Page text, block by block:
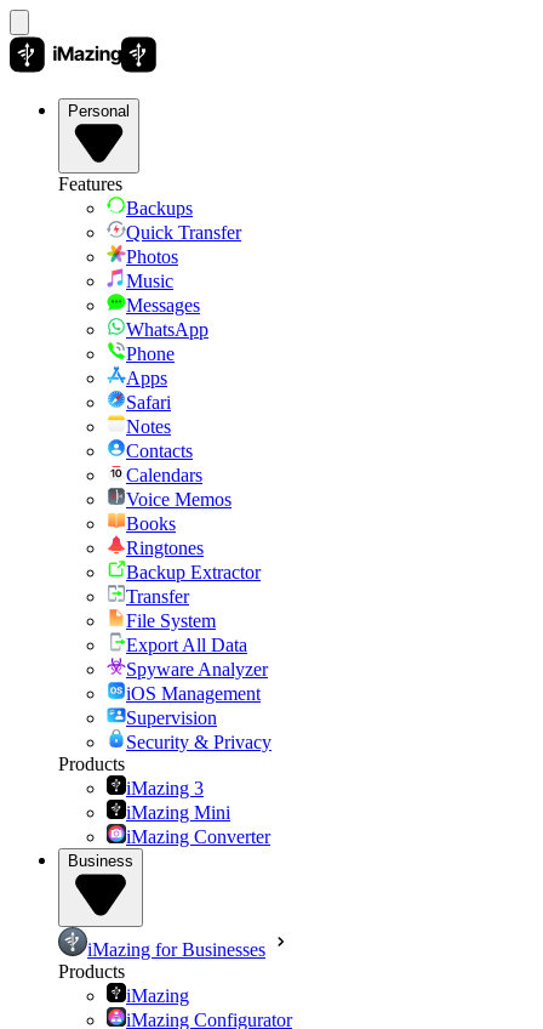
Personal
Features
Backups
Quick Transfer
Photos
Music
Messages
WhatsApp
Phone
Apps
Safari
Notes
Contacts
Calendars
Voice Memos
Books
Ringtones
Backup Extractor
Transfer
File System
Export All Data
Spyware Analyzer
iOS Management
Supervision
Security & Privacy
Products
iMazing 3
iMazing Mini
iMazing Converter
Business
iMazing for Businesses
Products
iMazing
iMazing Configurator